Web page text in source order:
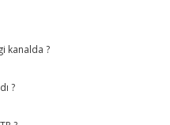
kanalda ?
?